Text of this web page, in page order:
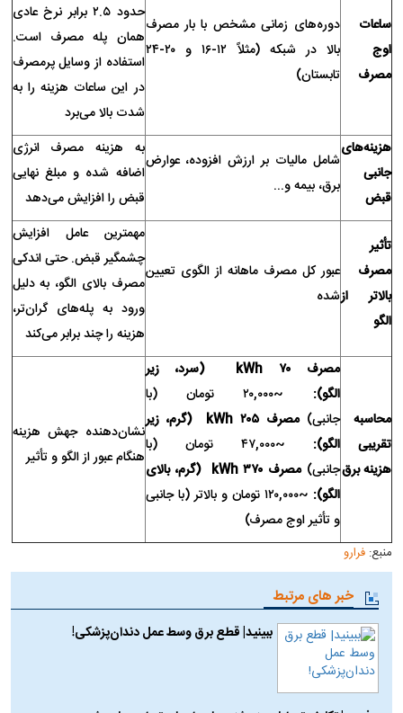
ساعات
اوج
مصرف
دوره‌های زمانی مشخص با بار مصرف
بالا در شبکه (مثلاً ۱۲-۱۶ و ۲۰-۲۴
تابستان)
حدود ۲.۵ برابر نرخ عادی
همان پله مصرف است.
استفاده از وسایل پرمصرف
در این ساعات هزینه را به
شدت بالا می‌برد
هزینه‌های
جانبی
قبض
شامل مالیات بر ارزش افزوده، عوارض
برق، بیمه و...
به هزینه مصرف انرژی
اضافه شده و مبلغ نهایی
قبض را افزایش می‌دهد
تأثیر
مصرف
بالاتر از
الگو
عبور کل مصرف ماهانه از الگوی تعیین
شده
مهمترین عامل افزایش
چشمگیر قبض. حتی اندکی
مصرف بالای الگو، به دلیل
ورود به پله‌های گران‌تر،
هزینه را چند برابر می‌کند
محاسبه
تقریبی
هزینه برق
مصرف۷۰ kWh
(سرد، زیر
الگو):
~۲۰,۰۰۰ تومان (با
جانبی)مصرف۲۰۵ kWh
(گرم، زیر
الگو):
~۴۷,۰۰۰ تومان (با
جانبی)مصرف ۳۷۰ kWh (گرم، بالای
الگو):
~۱۲۰,۰۰۰ تومان و بالاتر (با جانبی
و تأثیر اوج مصرف)
نشان‌دهنده جهش هزینه
هنگام عبور از الگو و تأثیر
منبع:فرارو
خبر های مرتبط
ببینید| قطع برق وسط عمل دندان‌پزشکی!